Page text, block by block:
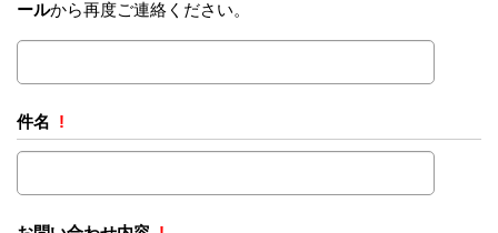
ールから再度ご連絡ください。
件名 !